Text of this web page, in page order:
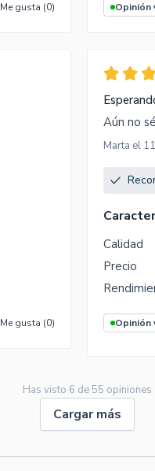
Me gusta (0) Opinión
Me gusta (0)
Aún no
Marta el
Calidad
Precio
Opinión
Has visto 6 de 55 opiniones
Cargar más